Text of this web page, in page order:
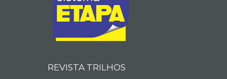
REVISTA TRILHOS